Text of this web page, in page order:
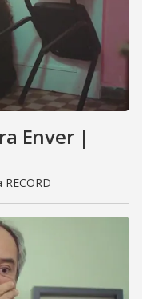
Enver |